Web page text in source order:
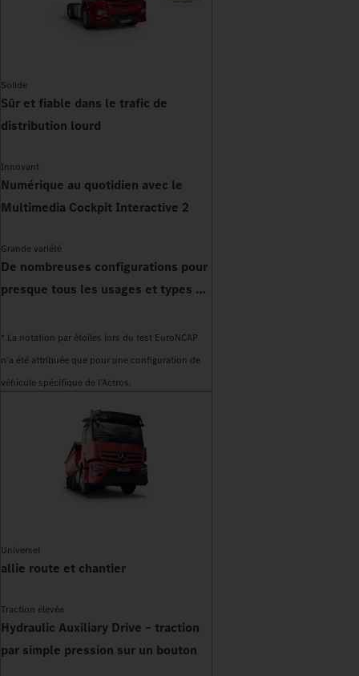
Solide
Sûr et fiable dans le trafic de
distribution lourd
Innovant
Numérique au quotidien avec le
Multimedia Cockpit Interactive 2
Grande variété
De nombreuses configurations pour
presque tous les usages et types de
* La notation par étoiles lors du test EuroNCAP
n’a été attribuée que pour une configuration de
véhicule spécifique de l’Actros.
Universel
allie route et chantier
Traction élevée
Hydraulic Auxiliary Drive – traction
par simple pression sur un bouton